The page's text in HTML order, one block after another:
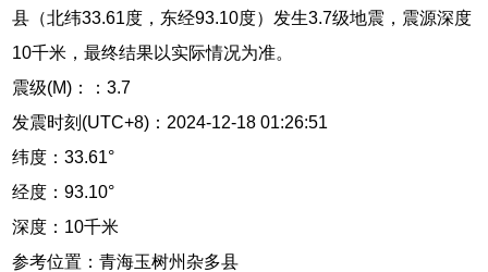
县（北纬33.61度，东经93.10度）发生3.7级地震，震源深度
10千米，最终结果以实际情况为准。
震级(M)：：3.7
发震时刻(UTC+8)：2024-12-18 01:26:51
纬度：33.61°
经度：93.10°
深度：10千米
参考位置：青海玉树州杂多县